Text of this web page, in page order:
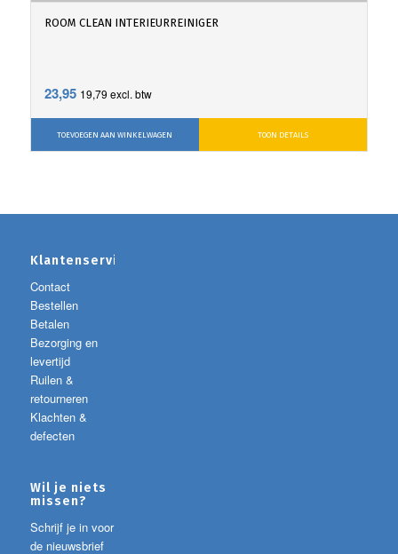
ROOM CLEAN INTERIEURREINIGER
23,95 19,79 excl. btw
TOEVOEGEN AAN WINKELWAGEN TOON DETAILS
Klantenservice
Contact
Bestellen
Betalen
Bezorging en
levertijd
Ruilen &
retourneren
Klachten &
defecten
Wil je niets
missen?
Schrijf je in voor
de nieuwsbrief